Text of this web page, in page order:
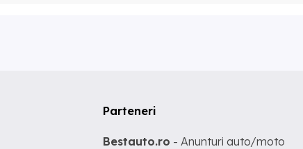
Parteneri
Bestauto.ro - Anunturi auto/moto